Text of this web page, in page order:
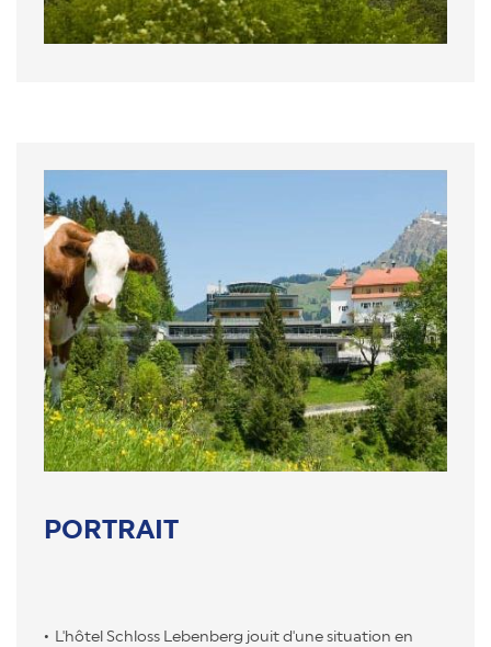
PORTRAIT
L'hôtel Schloss Lebenberg jouit d'une situation en